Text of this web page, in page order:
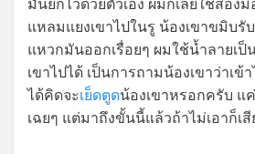
มันยกไว้ด้วยตัวเอง ผมก็เลยใช้สอง
แหลมแยงเขาไปในรู น้องเขาขมิบรั
แหวกมันออกเรื่อยๆ ผมใช้น้ำลายเ
เขาไปได้ เป็นการถามน้องเขาว่าเข้
ได้คิดจะเย็ดตูดน้องเขาหรอกครับ แ
เฉยๆ แต่มาถึงขั้นนี้แล้วถ้าไม่เอาก็เสี